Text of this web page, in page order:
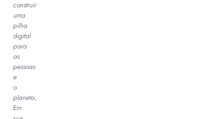
construir
uma
pilha
digital
para
as
pessoas
e
o
planeta,
Em